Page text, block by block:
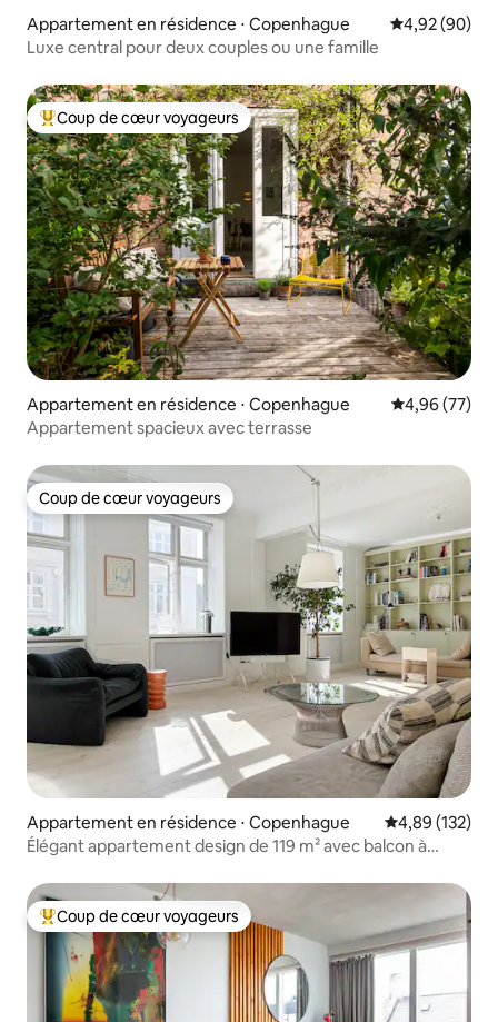
Appartement en résidence ⋅ Copenhague Évaluation
4,92 (90)
Luxe central pour deux couples ou une famille
Coups de cœur voyageurs les plus appréciés
Coup de cœur voyageurs
Appartement en résidence ⋅ Copenhague Évaluation
4,96 (77)
Appartement spacieux avec terrasse
Coup de cœur voyageurs
Coup de cœur voyageurs
Appartement en résidence ⋅ Copenhague Évaluation
4,89 (132)
Élégant appartement design de 119 m² avec balcon à
Coups de cœur voyageurs les plus appréciés
Coup de cœur voyageurs